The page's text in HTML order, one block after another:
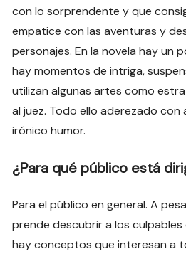
con lo sorprendente y que
empatice con las aventuras y
personajes. En la novela hay un
hay momentos de intriga,
utilizan algunas artes como
al juez. Todo ello aderezado con
irónico humor.
¿Para qué público está
Para el público en general. A
prende descubrir a los
hay conceptos que interesan a